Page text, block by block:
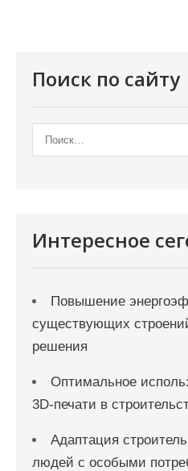
Поиск по сайту
Интересное
Повышение
существующих
решения
Оптимальное
3D-печати в
Адаптация
людей с особыми